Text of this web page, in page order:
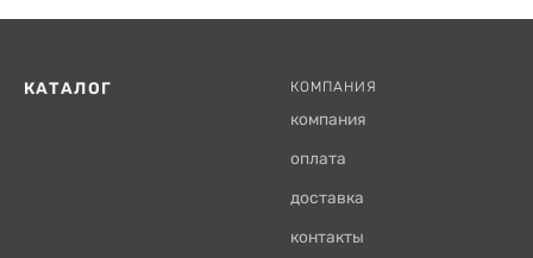
КАТАЛОГ КОМПАНИЯ
компания
оплата
доставка
контакты